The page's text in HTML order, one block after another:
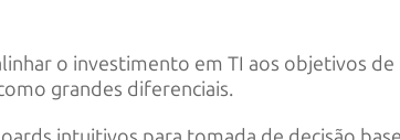
o investimento em TI aos objetivos
grandes diferenciais.